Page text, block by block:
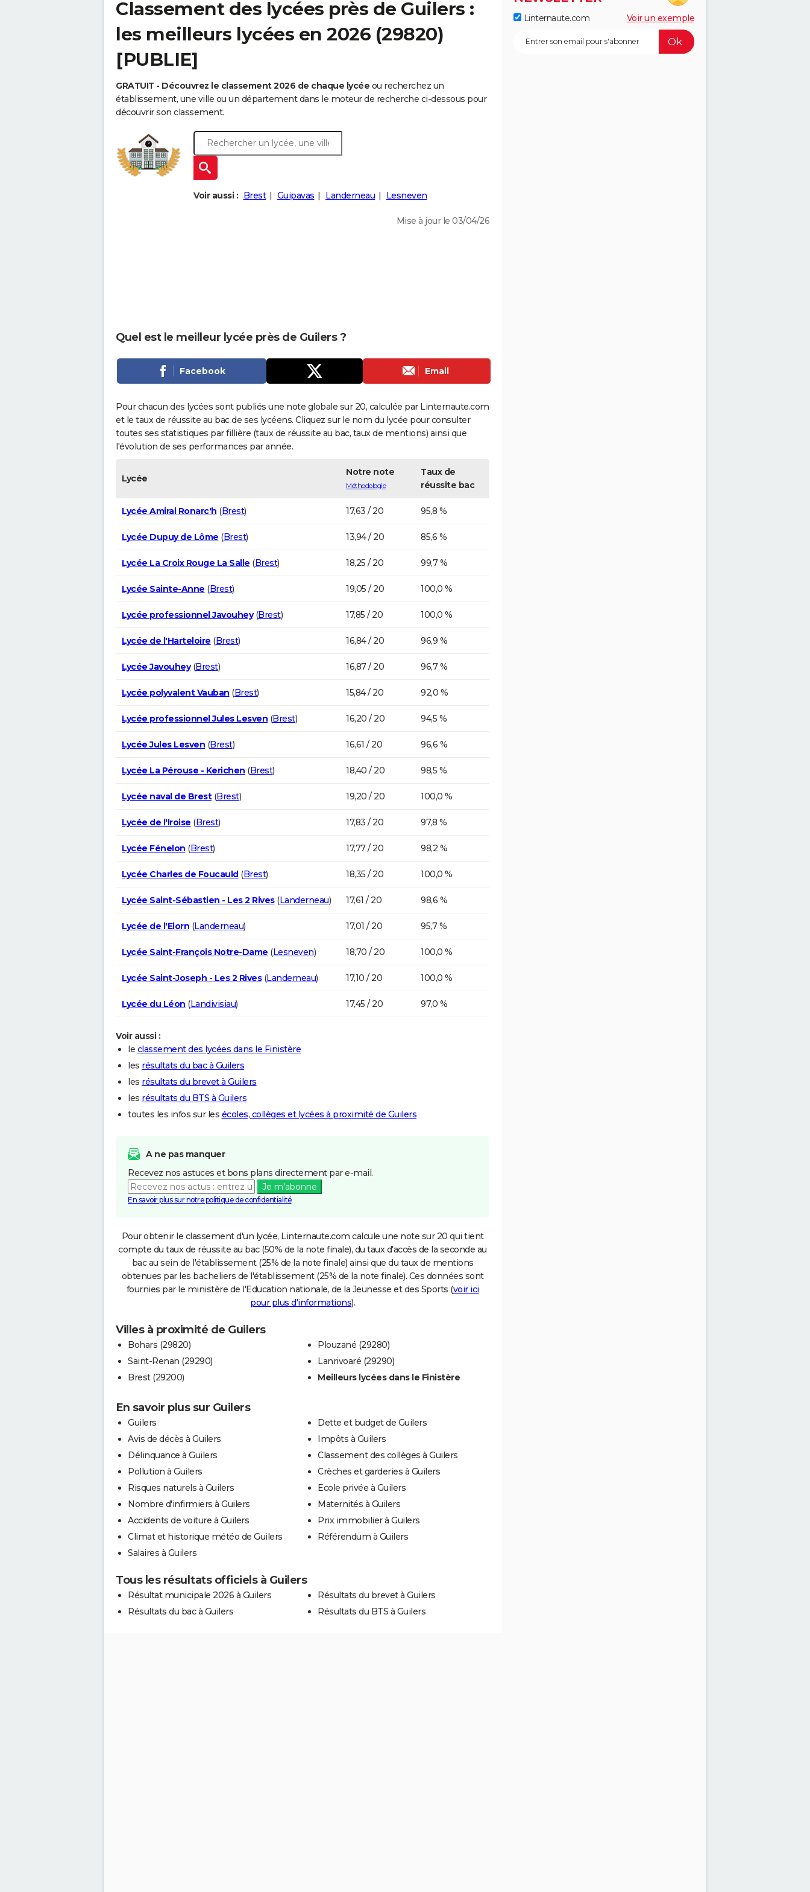
Classement des lycées près de Guilers :
les meilleurs lycées en 2026 (29820)
[PUBLIE]
GRATUIT - Découvrez le classement 2026 de chaque lycée ou recherchez un
établissement, une ville ou un département dans le moteur de recherche ci-dessous pour
découvrir son classement.
Voir aussi : Brest Guipavas Landerneau Lesneven
Mise à jour le 03/04/26
Quel est le meilleur lycée près de Guilers ?
Facebook Email
Pour chacun des lycées sont publiés une note globale sur 20, calculée par Linternaute.com
et le taux de réussite au bac de ses lycéens. Cliquez sur le nom du lycée pour consulter
toutes ses statistiques par fillière (taux de réussite au bac, taux de mentions) ainsi que
l'évolution de ses performances par année.
Lycée
Notre note
Méthodologie
Taux de
réussite bac
Lycée Amiral Ronarc'h (Brest) 17,63 / 20 95,8 %
Lycée Dupuy de Lôme (Brest) 13,94 / 20 85,6 %
Lycée La Croix Rouge La Salle (Brest) 18,25 / 20 99,7 %
Lycée Sainte-Anne (Brest) 19,05 / 20 100,0 %
Lycée professionnel Javouhey(Brest) 17,85 / 20 100,0 %
Lycée de l'Harteloire (Brest) 16,84 / 20 96,9 %
Lycée Javouhey(Brest) 16,87 / 20 96,7 %
Lycée polyvalent Vauban (Brest) 15,84 / 20 92,0 %
Lycée professionnel Jules Lesven (Brest) 16,20 / 20 94,5 %
Lycée Jules Lesven (Brest) 16,61 / 20 96,6 %
Lycée La Pérouse - Kerichen (Brest) 18,40 / 20 98,5 %
Lycée naval de Brest(Brest) 19,20 / 20 100,0 %
Lycée de l'Iroise (Brest) 17,83 / 20 97,8 %
Lycée Fénelon (Brest) 17,77 / 20 98,2 %
Lycée Charles de Foucauld(Brest) 18,35 / 20 100,0 %
Lycée Saint-Sébastien - Les 2 Rives(Landerneau) 17,61 / 20 98,6 %
Lycée de l'Elorn (Landerneau) 17,01 / 20 95,7 %
Lycée Saint-François Notre-Dame (Lesneven) 18,70 / 20 100,0 %
Lycée Saint-Joseph - Les 2 Rives(Landerneau) 17,10 / 20 100,0 %
Lycée du Léon (Landivisiau) 17,45 / 20 97,0 %
Voir aussi :
le classement des lycées dans le Finistère
les résultats du bac à Guilers
les résultats du brevet à Guilers
les résultats du BTS à Guilers
toutes les infos sur les écoles, collèges et lycées à proximité de Guilers
A ne pas manquer
Recevez nos astuces et bons plans directement par e-mail.
Je m'abonne
En savoir plus sur notre politique de confidentialité
Pour obtenir le classement d'un lycée, Linternaute.com calcule une note sur 20 qui tient
compte du taux de réussite au bac (50% de la note finale), du taux d'accès de la seconde au
bac au sein de l'établissement (25% de la note finale) ainsi que du taux de mentions
obtenues par les bacheliers de l'établissement (25% de la note finale). Ces données sont
fournies par le ministère de l'Education nationale, de la Jeunesse et des Sports (voir ici
pour plus d'informations).
Villes à proximité de Guilers
Bohars (29820)
Saint-Renan (29290)
Brest (29200)
Plouzané (29280)
Lanrivoaré (29290)
Meilleurs lycées dans le Finistère
En savoir plus sur Guilers
Guilers
Avis de décès à Guilers
Délinquance à Guilers
Pollution à Guilers
Risques naturels à Guilers
Nombre d'infirmiers à Guilers
Accidents de voiture à Guilers
Climat et historique météo de Guilers
Salaires à Guilers
Dette et budget de Guilers
Impôts à Guilers
Classement des collèges à Guilers
Crèches et garderies à Guilers
Ecole privée à Guilers
Maternités à Guilers
Prix immobilier à Guilers
Référendum à Guilers
Tous les résultats officiels à Guilers
Résultat municipale 2026 à Guilers
Résultats du bac à Guilers
Résultats du brevet à Guilers
Résultats du BTS à Guilers
Linternaute.com Voir un exemple